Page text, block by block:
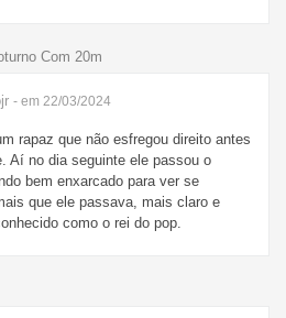
Com 20m
- em 22/03/2024
rapaz que não esfregou direito antes
Aí no dia seguinte ele passou o
bem enxarcado para ver se
que ele passava, mais claro e
como o rei do pop.